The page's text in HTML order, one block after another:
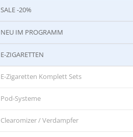
SALE -20%
NEU IM PROGRAMM
E-ZIGARETTEN
E-Zigaretten Komplett Sets
Pod-Systeme
Clearomizer / Verdampfer